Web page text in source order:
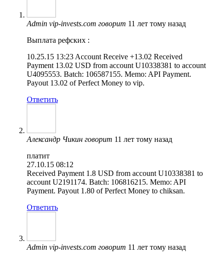
Admin vip-invests.com говорит 11 лет тому назад
Выплата рефских :
10.25.15 13:23 Account Receive +13.02 Received
Payment 13.02 USD from account U10338381 to account
U4095553. Batch: 106587155. Memo: API Payment.
Payout 13.02 of Perfect Money to vip.
Ответить
Александр Чикин говорит 11 лет тому назад
платит
27.10.15 08:12
Received Payment 1.8 USD from account U10338381 to
account U2191174. Batch: 106816215. Memo: API
Payment. Payout 1.80 of Perfect Money to chiksan.
Ответить
Admin vip-invests.com говорит 11 лет тому назад